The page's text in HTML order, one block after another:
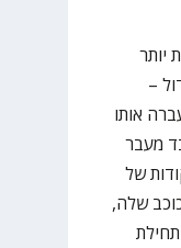
יותר
–
– ועברה אותו
על 35% מהשדה, כולל 6 מ-32 בלבד מעבר
30 נקודות פחות מהממוצע שלה. יחד עם 24 נקודות של
שלה,
הורחק בתחילת